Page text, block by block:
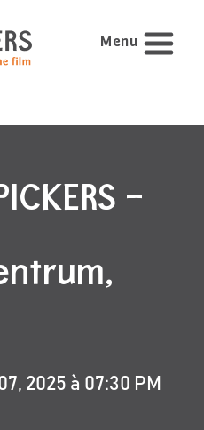
Menu
–
2025 à 07:30 PM